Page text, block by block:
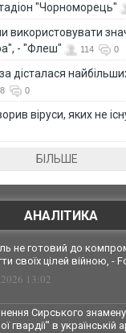
"Чорноморець"
використовувати
- "Флеш"
114 0
дісталася
0
віруси, яких не
БІЛЬШЕ
АНАЛІТИКА
не готовий до
своїх цілей війною, -
13:02
Сирського
гвардії" в українській